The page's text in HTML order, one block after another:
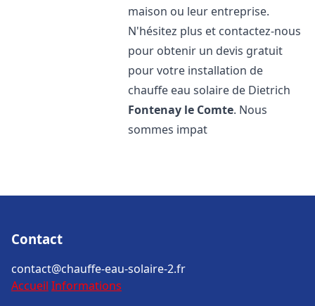
maison ou leur entreprise.
N'hésitez plus et contactez-nous
pour obtenir un devis gratuit
pour votre installation de
chauffe eau solaire de Dietrich
Fontenay le Comte. Nous
sommes impat
Contact
contact@chauffe-eau-solaire-2.fr
Accueil Informations